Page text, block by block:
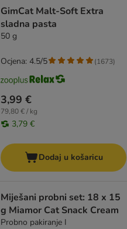
GimCat Malt-Soft Extra
sladna pasta
50 g
3,99 €
79,80 € / kg
3,79 €
Ocjena: 4.5/5 (1673)
Dodaj u košaricu
Miješani probni set: 18 x 15
g Miamor Cat Snack Cream
Probno pakiranje I